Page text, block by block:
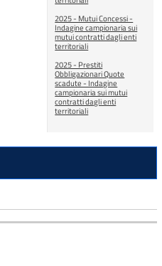
2025 - Mutui Concessi -
Indagine campionaria sui
mutui contratti dagli enti
territoriali
2025 - Prestiti
Obbligazionari Quote
scadute - Indagine
campionaria sui mutui
contratti dagli enti
territoriali